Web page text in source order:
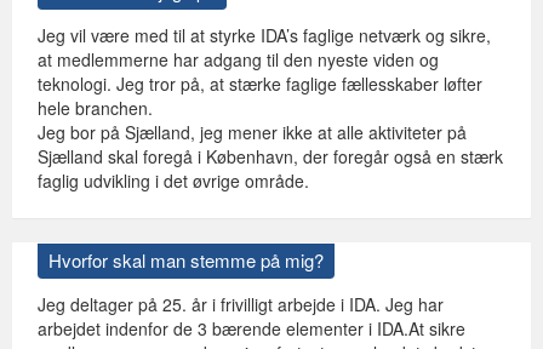
Jeg vil være med til at styrke IDA’s faglige netværk og sikre,
at medlemmerne har adgang til den nyeste viden og
teknologi. Jeg tror på, at stærke faglige fællesskaber løfter
hele branchen.
Jeg bor på Sjælland, jeg mener ikke at alle aktiviteter på
Sjælland skal foregå i København, der foregår også en stærk
faglig udvikling i det øvrige område.
Hvorfor skal man stemme på mig?
Jeg deltager på 25. år i frivilligt arbejde i IDA. Jeg har
arbejdet indenfor de 3 bærende elementer i IDA.At sikre